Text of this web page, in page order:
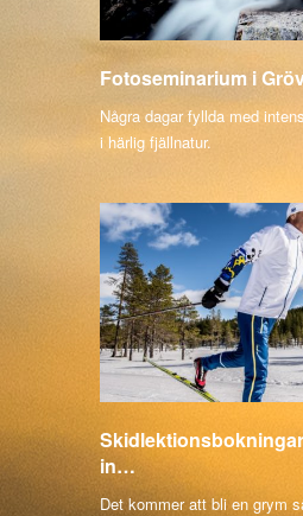
Fotoseminarium i
Några dagar fyllda med
i härlig fjällnatur.
in…
Det kommer att bli en grym